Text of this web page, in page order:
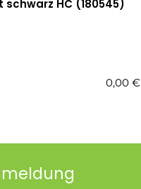
HC (180545)
0,00 €